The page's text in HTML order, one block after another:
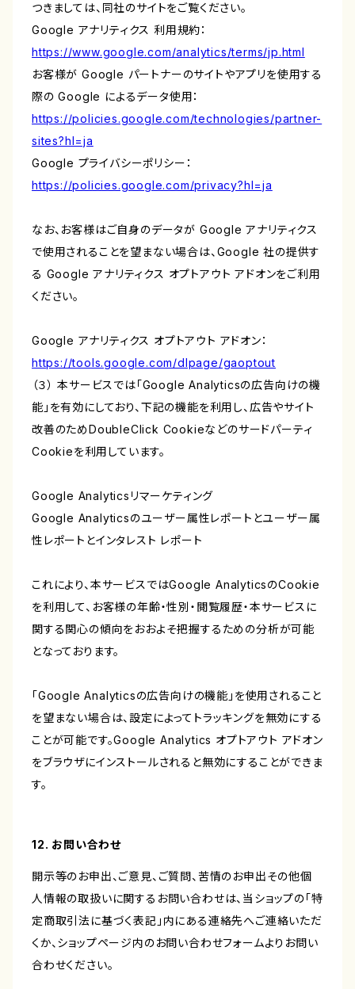
つきましては、同社のサイトをご覧ください。
Google アナリティクス 利用規約：
https://www.google.com/analytics/terms/jp.html
お客様が Google パートナーのサイトやアプリを使用する
際の Google によるデータ使用：
https://policies.google.com/technologies/partner-
sites?hl=ja
Google プライバシーポリシー：
https://policies.google.com/privacy?hl=ja
なお、お客様はご自身のデータが Google アナリティクス
で使用されることを望まない場合は、Google 社の提供す
る Google アナリティクス オプトアウト アドオンをご利用
ください。
Google アナリティクス オプトアウト アドオン：
https://tools.google.com/dlpage/gaoptout
（３） 本サービスでは「Google Analyticsの広告向けの機
能」を有効にしており、下記の機能を利用し、広告やサイト
改善のためDoubleClick Cookieなどのサードパーティ
Cookieを利用しています。
Google Analyticsリマーケティング
Google Analyticsのユーザー属性レポートとユーザー属
性レポートとインタレスト レポート
これにより、本サービスではGoogle AnalyticsのCookie
を利用して、お客様の年齢・性別・閲覧履歴・本サービスに
関する関心の傾向をおおよそ把握するための分析が可能
となっております。
「Google Analyticsの広告向けの機能」を使用されること
を望まない場合は、設定によってトラッキングを無効にする
ことが可能です。Google Analytics オプトアウト アドオン
をブラウザにインストールされると無効にすることができま
す。
12. お問い合わせ
開示等のお申出、ご意見、ご質問、苦情のお申出その他個
人情報の取扱いに関するお問い合わせは、当ショップの「特
定商取引法に基づく表記」内にある連絡先へご連絡いただ
くか、ショップページ内のお問い合わせフォームよりお問い
合わせください。